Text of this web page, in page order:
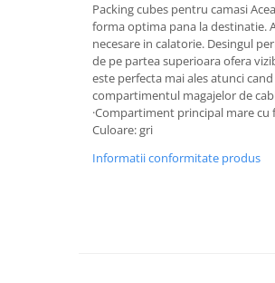
Packing cubes pentru camasi
forma optima pana la destinatie.
necesare in calatorie. Desingul
de pe partea superioara ofera
este perfecta mai ales atunci
compartimentul magajelor de
·Compartiment principal mare cu
Culoare: gri
Informatii conformitate produs